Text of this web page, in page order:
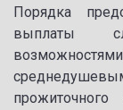
Порядка
выплаты